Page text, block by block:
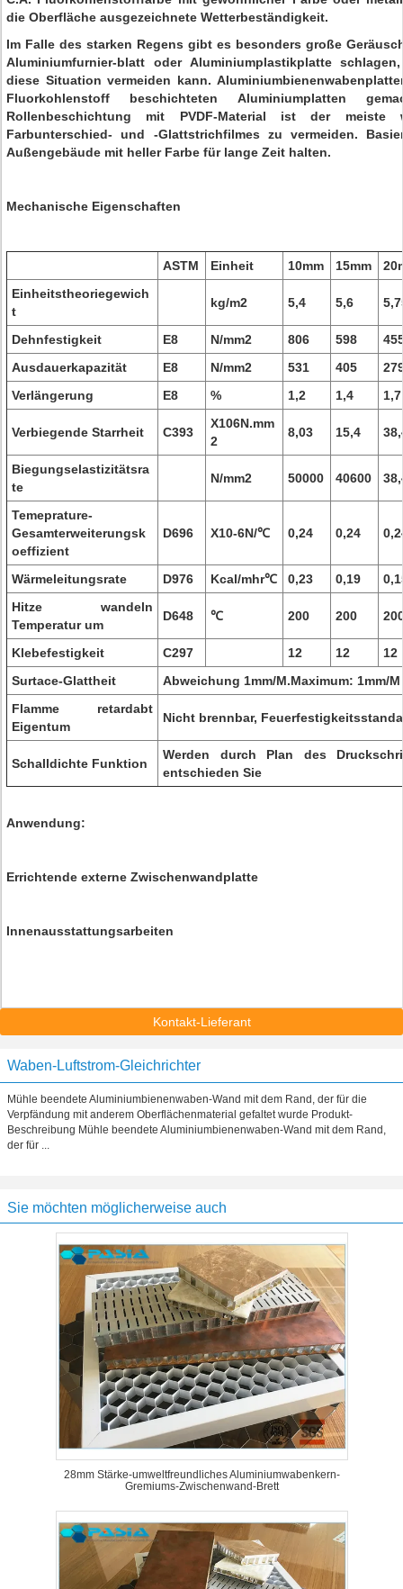
die Oberfläche ausgezeichnete Wetterbeständigkeit.
Im Falle des starken Regens gibt es besonders große
Aluminiumfurnier-blatt oder Aluminiumplastikplatte
diese Situation vermeiden kann.
Fluorkohlenstoff beschichteten Aluminiumplatten
Rollenbeschichtung mit PVDF-Material ist der
Farbunterschied- und -Glattstrichfilmes zu vermeiden.
Außengebäude mit heller Farbe für lange Zeit halten.
Mechanische Eigenschaften
ASTM Einheit 10mm 15mm
Einheitstheoriegewich
t
kg/m2 5,4 5,6
Dehnfestigkeit E8 N/mm2 806 598
Ausdauerkapazität
E8 N/mm2 531 405
Verlängerung
E8 % 1,2 1,4 1,7
Verbiegende Starrheit C393
X106N.mm
2
8,03 15,4
Biegungselastizitätsra
te
N/mm2 50000 40600
Temeprature-
Gesamterweiterungsk
oeffizient
D696 X10-6N/℃ 0,24 0,24
Wärmeleitungsrate D976 Kcal/mhr℃ 0,23 0,19
Hitze wandeln
Temperatur um
D648 ℃ 200 200
Klebefestigkeit C297 12 12
12
Surtace-Glattheit
Abweichung 1mm/M.Maximum: 1mm/M
Flamme retardabt
Eigentum
Nicht brennbar,
Schalldichte Funktion
Werden durch Plan des
entschieden Sie
Anwendung:
Errichtende externe Zwischenwandplatte
Innenausstattungsarbeiten
Kontakt-Lieferant
Waben-Luftstrom-Gleichrichter
Mühle beendete Aluminiumbienenwaben-Wand mit dem Rand, der für die
Verpfändung mit anderem Oberflächenmaterial gefaltet wurde Produkt-
Beschreibung Mühle beendete Aluminiumbienenwaben-Wand mit dem Rand,
der für ...
Sie möchten möglicherweise auch
28mm Stärke-umweltfreundliches Aluminiumwabenkern-
Gremiums-Zwischenwand-Brett